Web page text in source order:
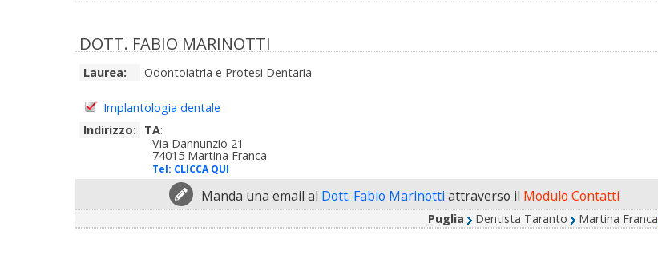
DOTT. FABIO MARINOTTI
Laurea: Odontoiatria e Protesi Dentaria
Implantologia dentale
Indirizzo:
TA:
Via Dannunzio 21
74015 Martina Franca
Tel: CLICCA QUI
Manda una email al Dott. Fabio Marinotti attraverso il Modulo Contatti
Puglia Dentista Taranto Martina Franca